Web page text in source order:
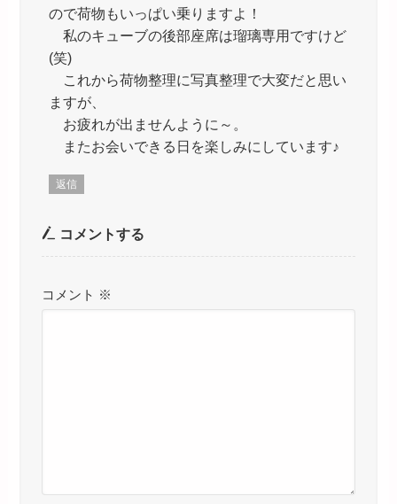
ので荷物もいっぱい乗りますよ！
私のキューブの後部座席は瑠璃専用ですけど
(笑)
これから荷物整理に写真整理で大変だと思い
ますが、
お疲れが出ませんように～。
またお会いできる日を楽しみにしています♪
返信
コメントする
コメント ※